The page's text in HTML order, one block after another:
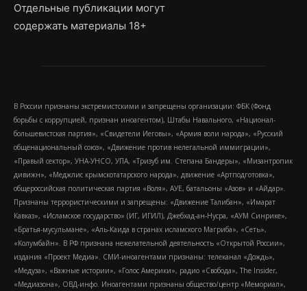
Отдельные публикации могут
содержать материалы 18+
В России признаны экстремистскими и запрещены организации: ФБК (Фонд
борьбы с коррупцией, признан иноагентом), Штабы Навального, «Национал-
большевистская партия», «Свидетели Иеговы», «Армия воли народа», «Русский
общенациональный союз», «Движение против нелегальной иммиграции»,
«Правый сектор», УНА-УНСО, УПА, «Тризуб им. Степана Бандеры», «Мизантропик
дивижн», «Меджлис крымскотатарского народа», движение «Артподготовка»,
общероссийская политическая партия «Воля», АУЕ, батальоны «Азов» и «Айдар».
Признаны террористическими и запрещены: «Движение Талибан», «Имарат
Кавказ», «Исламское государство» (ИГ, ИГИЛ), Джебхад-ан-Нусра, «АУМ Синрике»,
«Братья-мусульмане», «Аль-Каида в странах исламского Магриба», «Сеть»,
«Колумбайн». В РФ признана нежелательной деятельность «Открытой России»,
издания «Проект Медиа». СМИ-иноагентами признаны: телеканал «Дождь»,
«Медуза», «Важные истории», «Голос Америки», радио «Свобода», The Insider,
«Медиазона», ОВД-инфо. Иноагентами признаны общество/центр «Мемориал»,